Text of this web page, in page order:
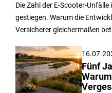
Die Zahl der E-Scooter-
gestiegen. Warum die
Versicherer gleichermaßen
Fünf